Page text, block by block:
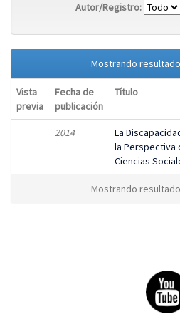
Autor/Registro:
Mostrando
Vista
previa
Fecha de
publicación
Título
2014
La
la Perspectiva
Ciencias
Mostrando